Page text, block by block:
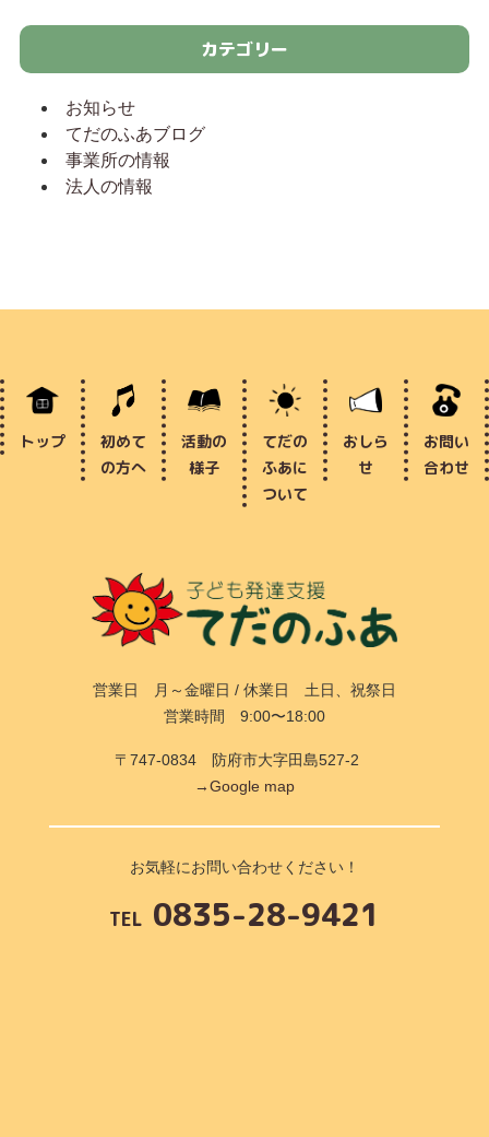
カテゴリー
お知らせ
てだのふあブログ
事業所の情報
法人の情報
トップ
初めて
の方へ
活動の
様子
てだの
ふあに
ついて
おしら
せ
お問い
合わせ
営業日 月～金曜日 / 休業日 土日、祝祭日
営業時間 9:00〜18:00
〒747-0834 防府市大字田島527-2
→Google map
お気軽にお問い合わせください！
TEL 0835-28-9421